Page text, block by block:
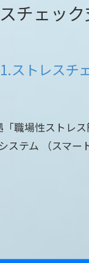
チェッ
1.ストレスチ
職場性ストレ
ステム （スマ